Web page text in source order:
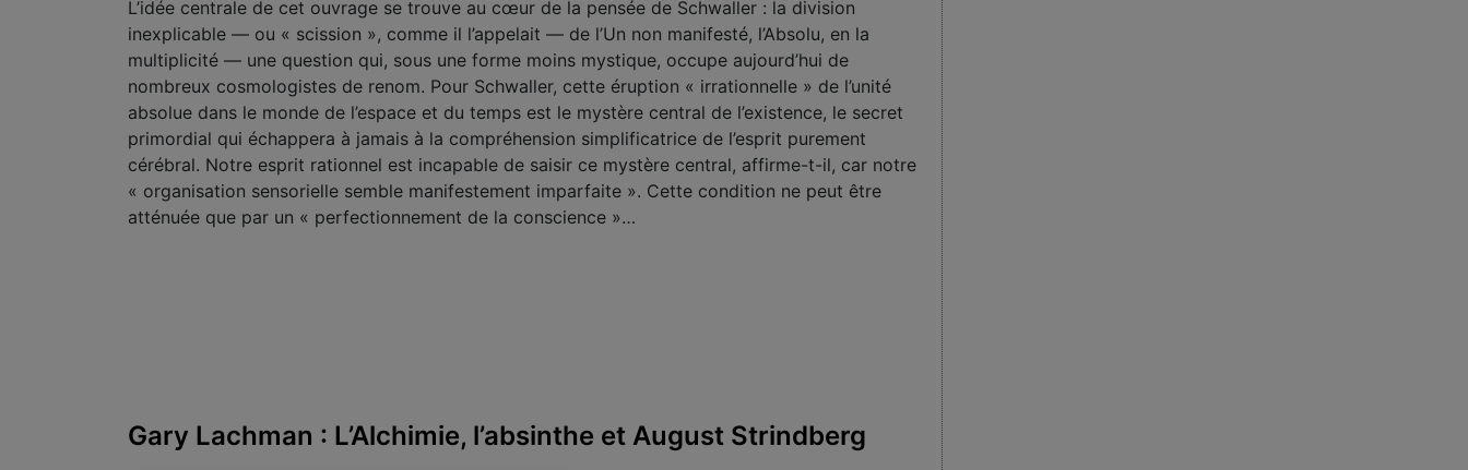
L’idée centrale de cet ouvrage se trouve au cœur de la pensée de Schwaller : la division
inexplicable — ou « scission », comme il l’appelait — de l’Un non manifesté, l’Absolu, en la
multiplicité — une question qui, sous une forme moins mystique, occupe aujourd’hui de
nombreux cosmologistes de renom. Pour Schwaller, cette éruption « irrationnelle » de l’unité
absolue dans le monde de l’espace et du temps est le mystère central de l’existence, le secret
primordial qui échappera à jamais à la compréhension simplificatrice de l’esprit purement
cérébral. Notre esprit rationnel est incapable de saisir ce mystère central, affirme-t-il, car notre
« organisation sensorielle semble manifestement imparfaite ». Cette condition ne peut être
atténuée que par un « perfectionnement de la conscience »…
Gary Lachman : L’Alchimie, l’absinthe et August Strindberg